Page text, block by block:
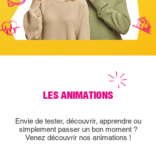
LES ANIMATIONS
Envie de tester, découvrir, apprendre ou
simplement passer un bon moment ?
Venez découvrir nos animations !